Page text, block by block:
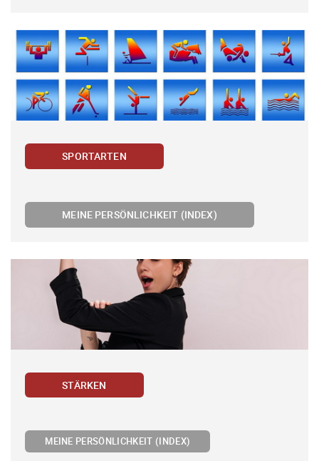
SPORTARTEN
MEINE PERSÖNLICHKEIT (INDEX)
STÄRKEN
MEINE PERSÖNLICHKEIT (INDEX)